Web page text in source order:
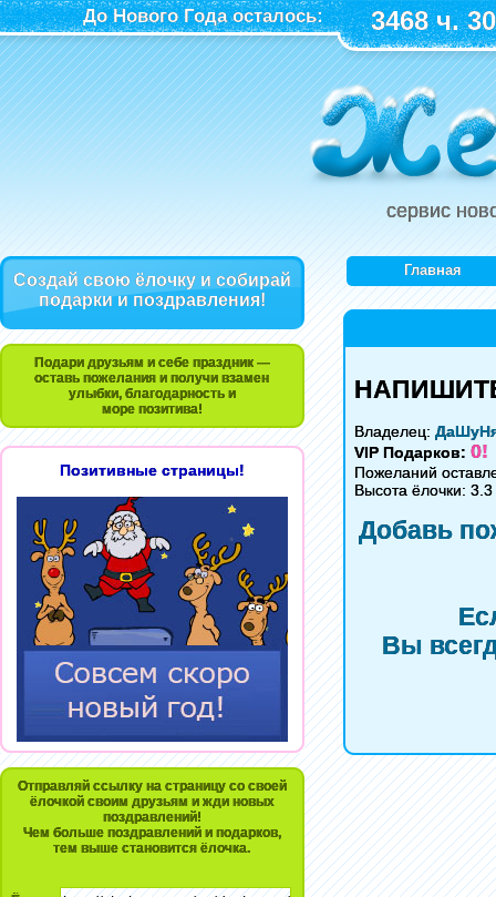
До Нового Года осталось: 3468 ч.
сервис
Создай свою ёлочку и собирай
подарки и поздравления!
Подари друзьям и себе праздник —
оставь пожелания и получи взамен
улыбки, благодарность и
море позитива!
Позитивные страницы!
Отправляй ссылку на страницу со своей
ёлочкой своим друзьям и жди новых
поздравлений!
Чем больше поздравлений и подарков,
тем выше становится ёлочка.
Главная
Владелец:
VIP Подарков: 0!
Пожеланий
Высота ёлочки:
Добавь
Вы